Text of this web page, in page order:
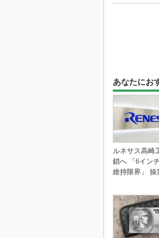
あなたにお
ルネサス高崎
鎖へ 「6イン
維持限界」 操